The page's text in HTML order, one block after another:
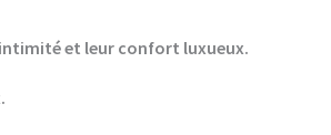
et leur confort luxueux.